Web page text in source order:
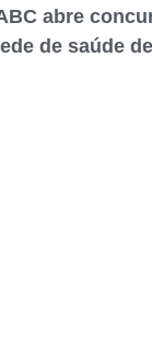
abre
de saúde